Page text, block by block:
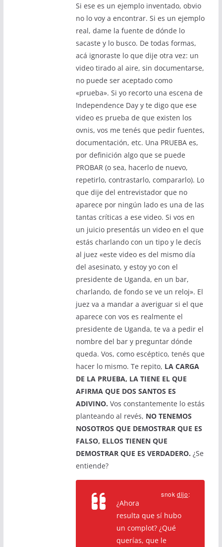
Si ese es un ejemplo inventado, obvio
no lo voy a encontrar. Si es un ejemplo
real, dame la fuente de dónde lo
sacaste y lo busco. De todas formas,
acá ignoraste lo que dije otra vez: un
video tirado al aire, sin documentarse,
no puede ser aceptado como
«prueba». Si yo recorto una escena de
Independence Day y te digo que ese
video es prueba de que existen los
ovnis, vos me tenés que pedir fuentes,
documentación, etc. Una PRUEBA es,
por definición algo que se puede
PROBAR (o sea, hacerlo de nuevo,
repetirlo, contrastarlo, compararlo). Lo
que dije del entrevistador que no
aparece por ningún lado es una de las
tantas críticas a ese video. Si vos en
un juicio presentás un video en el que
estás charlando con un tipo y le decís
al juez «este video es del mismo día
del asesinato, y estoy yo con el
presidente de Uganda, en un bar,
charlando, de fondo se ve un reloj». El
juez va a mandar a averiguar si el que
aparece con vos es realmente el
presidente de Uganda, te va a pedir el
nombre del bar y preguntar dónde
queda. Vos, como escéptico, tenés que
hacer lo mismo. Te repito, LA CARGA
DE LA PRUEBA, LA TIENE EL QUE
AFIRMA QUE DOS SANTOS ES
ADIVINO. Vos constantemente lo estás
planteando al revés, NO TENEMOS
NOSOTROS QUE DEMOSTRAR QUE ES
FALSO, ELLOS TIENEN QUE
DEMOSTRAR QUE ES VERDADERO. ¿Se
entiende?
snokdijo:
¿Ahora
resulta que sí hubo
un complot? ¿Qué
querías, que le